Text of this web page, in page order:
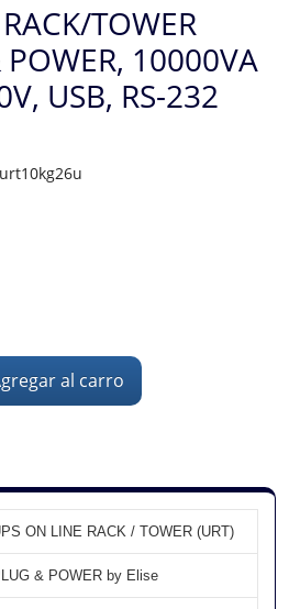
TOWER
POWER, 10000VA
USB, RS-232
al carro
ON LINE RACK / TOWER (URT)
& POWER by Elise